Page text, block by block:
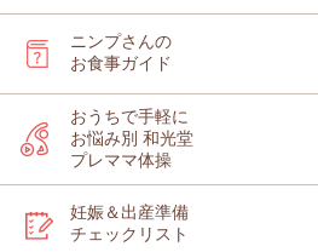
ニンプさんの
お食事ガイド
おうちで手軽に
お悩み別 和光堂
プレママ体操
妊娠＆出産準備
チェックリスト